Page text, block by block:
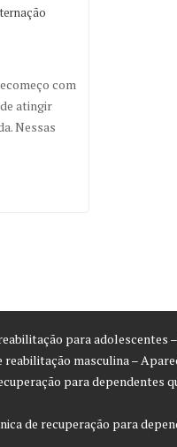
com
atingir
Nessas
para adolescentes
reabilitação masculina –
para dependentes
de recuperação para